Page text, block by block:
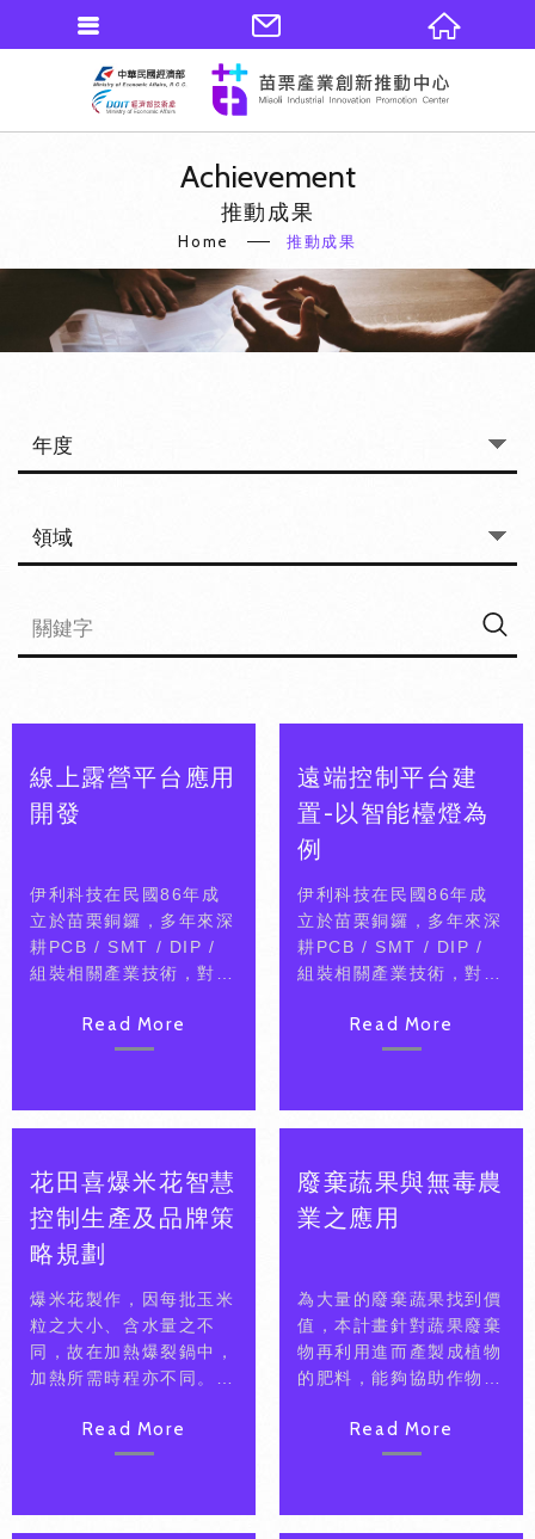
Achievement
推動成果
Home 推動成果
線上露營平台應用
開發
伊利科技在民國86年成
立於苗栗銅鑼，多年來深
耕PCB / SMT / DIP /
組裝相關產業技術，對電
由新一代的負責人接班，
並積極考慮轉型，未來希
OEM，在不影響固有廠
方式開拓新的市場，經過
公司目前生產技術能力評
估後，決定開發結合LED
檯燈及無線充電硬體之產
品。
Read More
遠端控制平台建
置-以智能檯燈為
例
伊利科技在民國86年成
立於苗栗銅鑼，多年來深
耕PCB / SMT / DIP /
組裝相關產業技術，對電
由新一代的負責人接班，
並積極考慮轉型，未來希
OEM，在不影響固有廠
方式開拓新的市場，經過
公司目前生產技術能力評
估後，決定開發結合LED
品。
Read More
花田喜爆米花智慧
控制生產及品牌策
略規劃
爆米花製作，因每批玉米
粒之大小、含水量之不
同，故在加熱爆裂鍋中，
加熱所需時程亦不同。廠
需作業員以人工傾聽鍋內
玉米爆裂聲音，為使製作
Read More
廢棄蔬果與無毒農
業之應用
為大量的廢棄蔬果找到價
值，本計畫針對蔬果廢棄
物再利用進而產製成植物
的肥料，能夠協助作物生
Read More